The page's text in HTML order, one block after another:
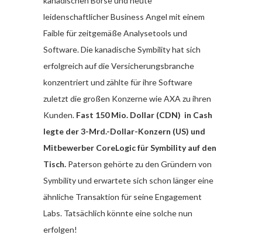
leidenschaftlicher Business Angel mit einem
Faible für zeitgemäße Analysetools und
Software. Die kanadische Symbility hat sich
erfolgreich auf die Versicherungsbranche
konzentriert und zählte für ihre Software
zuletzt die großen Konzerne wie AXA zu ihren
Kunden. Fast 150 Mio. Dollar (CDN) in Cash
legte der 3-Mrd.-Dollar-Konzern (US) und
Mitbewerber CoreLogic für Symbility auf den
Tisch. Paterson gehörte zu den Gründern von
Symbility und erwartete sich schon länger eine
ähnliche Transaktion für seine Engagement
Labs. Tatsächlich könnte eine solche nun
erfolgen!